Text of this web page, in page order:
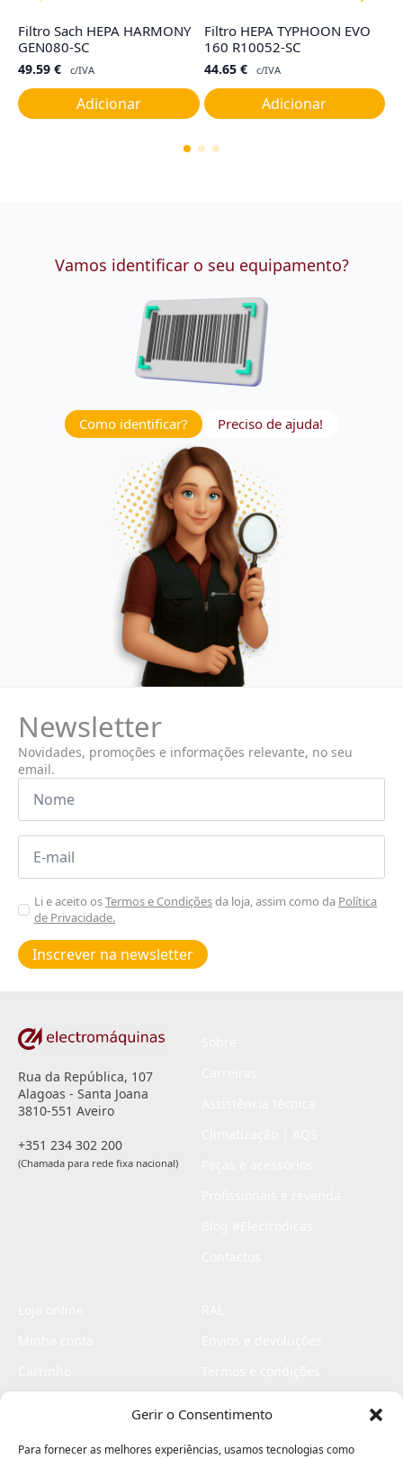
Gerir o Consentimento
Para fornecer as melhores experiências, usamos tecnologias como
Filtro Sach HEPA HARMONY
GEN080-SC
49.59 € c/IVA
Adicionar
Filtro HEPA TYPHOON EVO
160 R10052-SC
44.65 € c/IVA
Adicionar
Vamos identificar o seu equipamento?
Como identificar? Preciso de ajuda!
Newsletter
Novidades, promoções e informações relevante, no seu
email.
Nome
Email
Aceitar
Poiticas
de
privacidade
Li e aceito osTermos e Condiçõesda loja, assim como da Política
de Privacidade.
Inscrever na newsletter
Rua da República, 107
Alagoas - Santa Joana
3810-551 Aveiro
+351 234 302 200
(Chamada para rede fixa nacional)